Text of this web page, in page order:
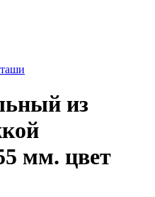
из
мм. цвет